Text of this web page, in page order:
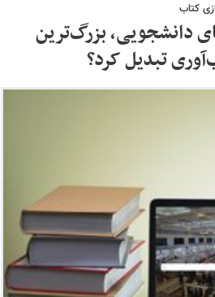
کتاب
دانشجویی، بزرگ‌ترین
تبدیل کرد؟